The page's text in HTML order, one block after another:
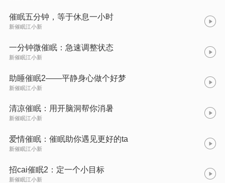
催眠五分钟，等于休息一小时
新催眠江小新
一分钟微催眠：急速调整状态
新催眠江小新
助睡催眠2——平静身心做个好梦
新催眠江小新
清凉催眠：用开脑洞帮你消暑
新催眠江小新
爱情催眠：催眠助你遇见更好的ta
新催眠江小新
招cai催眠2：定一个小目标
新催眠江小新